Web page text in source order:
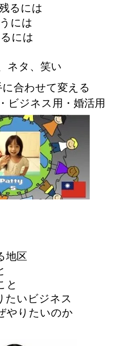
えよう
地区
と
たいビジネス
やりたいのか
るには
には
には
ネタ、笑い
合わせて変える
ビジネス用・婚活用